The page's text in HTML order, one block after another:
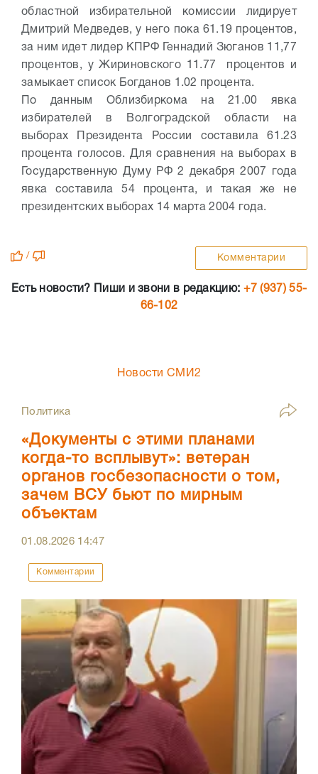
областной избирательной комиссии лидирует
Дмитрий Медведев, у него пока 61.19 процентов,
за ним идет лидер КПРФ Геннадий Зюганов 11,77
процентов, у Жириновского 11.77 процентов и
замыкает список Богданов 1.02 процента.
По данным Облизбиркома на 21.00 явка
избирателей в Волгоградской области на
выборах Президента России составила 61.23
процента голосов. Для сравнения на выборах в
Государственную Думу РФ 2 декабря 2007 года
явка составила 54 процента, и такая же не
президентских выборах 14 марта 2004 года.
/ Комментарии
Есть новости? Пиши и звони в редакцию: +7 (937) 55-
66-102
Новости СМИ2
Политика
«Документы с этими планами
когда-то всплывут»: ветеран
органов госбезопасности о том,
зачем ВСУ бьют по мирным
объектам
01.08.2026 14:47
Комментарии